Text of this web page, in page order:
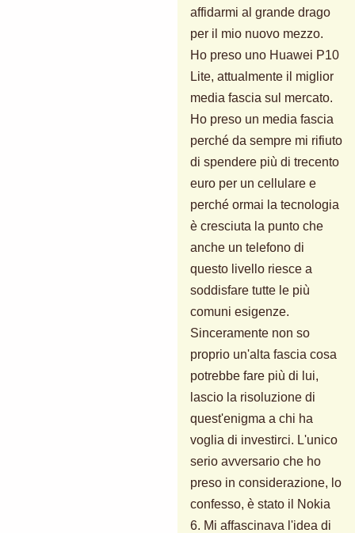
affidarmi al grande drago
per il mio nuovo mezzo.
Ho preso uno Huawei P10
Lite, attualmente il miglior
media fascia sul mercato.
Ho preso un media fascia
perché da sempre mi rifiuto
di spendere più di trecento
euro per un cellulare e
perché ormai la tecnologia
è cresciuta la punto che
anche un telefono di
questo livello riesce a
soddisfare tutte le più
comuni esigenze.
Sinceramente non so
proprio un'alta fascia cosa
potrebbe fare più di lui,
lascio la risoluzione di
quest'enigma a chi ha
voglia di investirci. L'unico
serio avversario che ho
preso in considerazione, lo
confesso, è stato il Nokia
6. Mi affascinava l'idea di